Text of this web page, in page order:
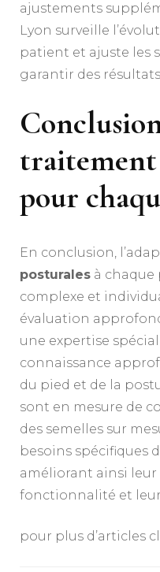
ajustements
Lyon surveille
patient et ajuste les
garantir des
traitement
pour
En conclusion,
posturales à chaque
complexe et
évaluation
une expertise
connaissance
du pied et de la
sont en mesure de
des semelles sur
besoins spécifiques
améliorant ainsi
fonctionnalité et
pour plus d’articles